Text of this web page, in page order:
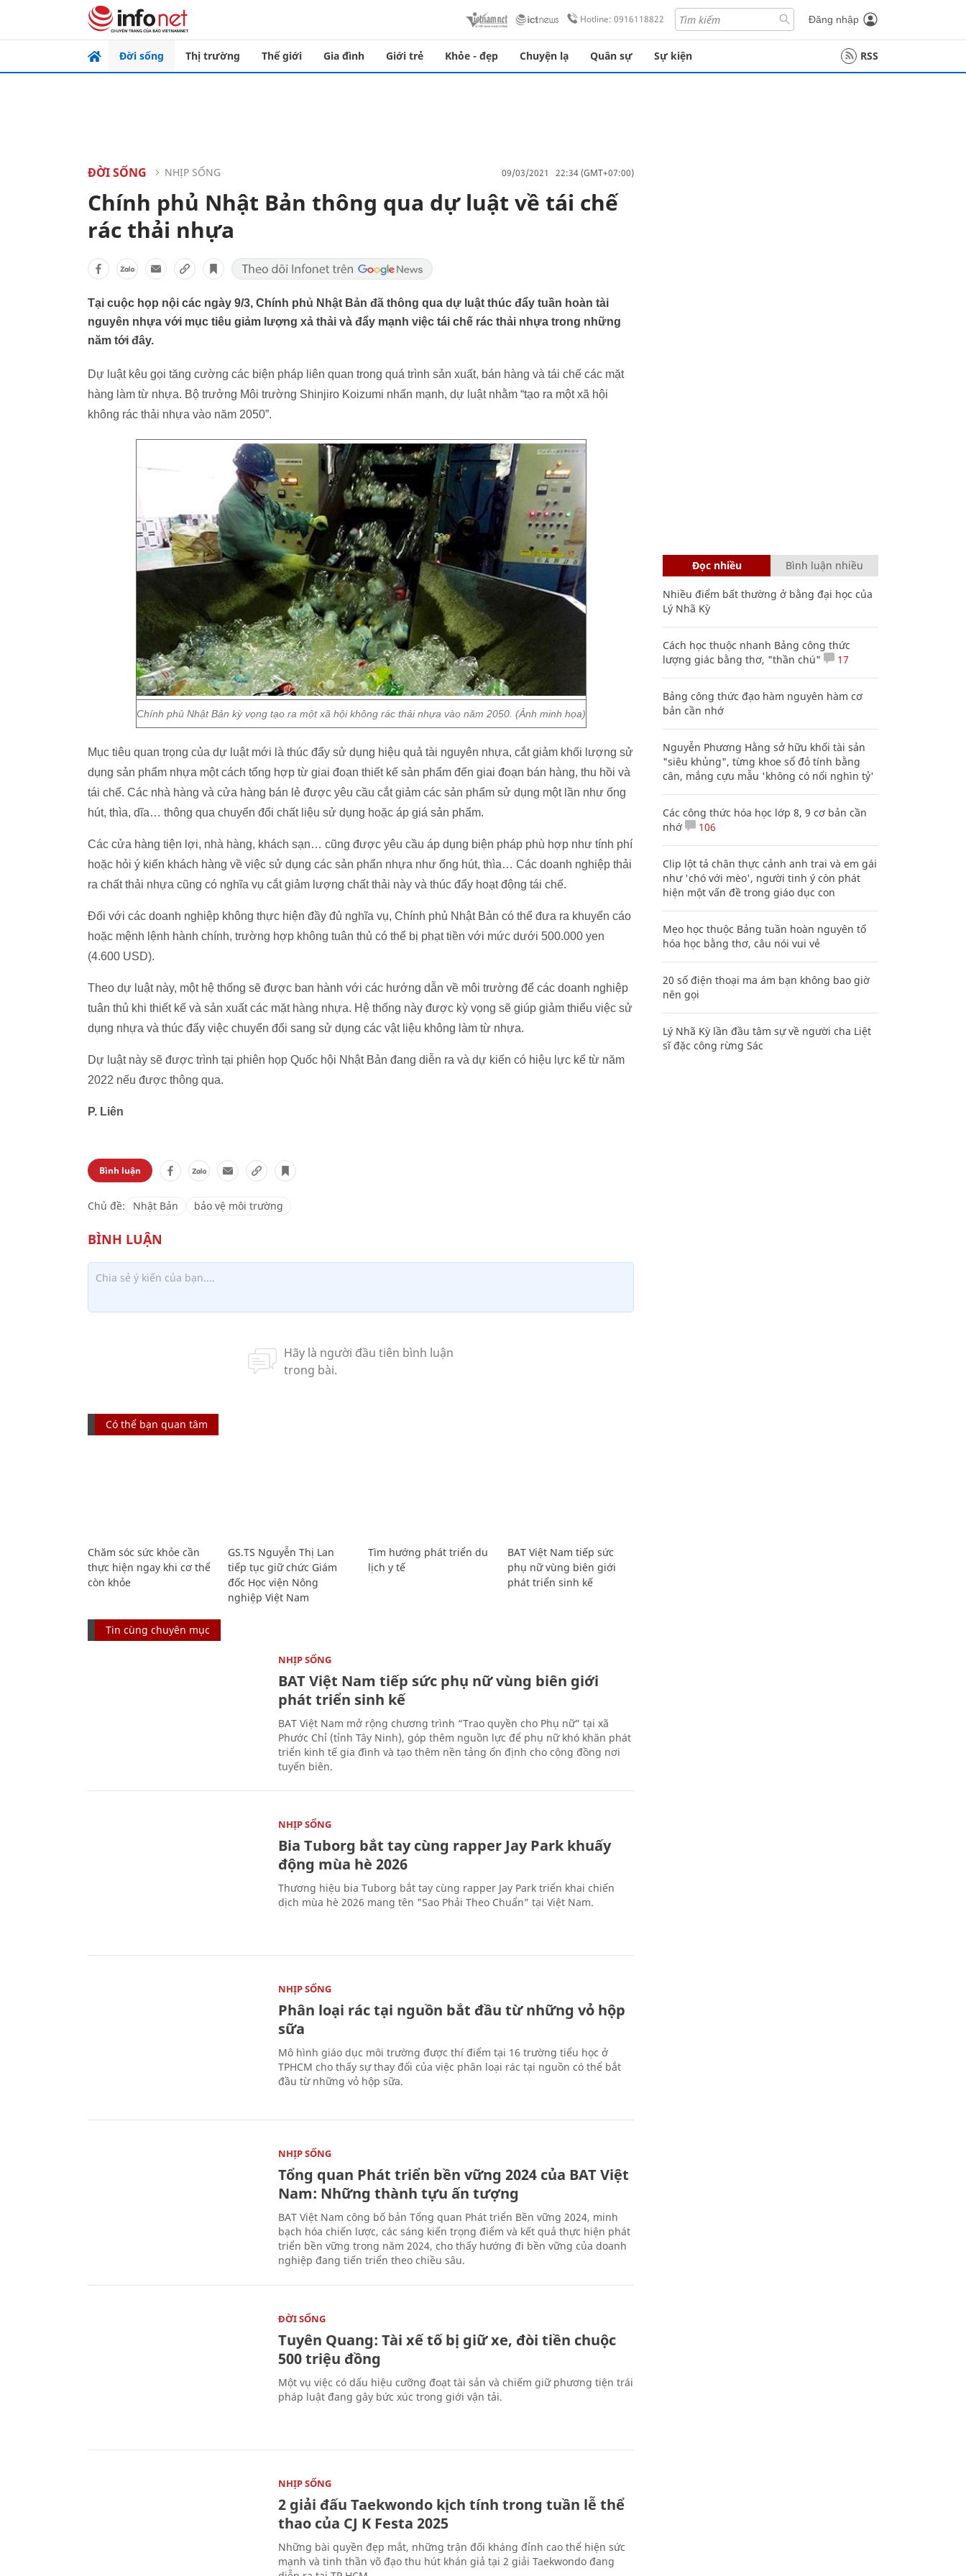
Hotline: 0916118822 Đăng nhập
Đời sống Thị trường Thế giới Gia đình Giới trẻ Khỏe - đẹp Chuyện lạ Quân sự Sự kiện RSS
ĐỜI SỐNG NHỊP SỐNG 09/03/2021 22:34 (GMT+07:00)
Chính phủ Nhật Bản thông qua dự luật về tái chế
rác thải nhựa
Tại cuộc họp nội các ngày 9/3, Chính phủ Nhật Bản đã thông qua dự luật thúc đẩy tuần hoàn tài
nguyên nhựa với mục tiêu giảm lượng xả thải và đẩy mạnh việc tái chế rác thải nhựa trong những
năm tới đây.
Dự luật kêu gọi tăng cường các biện pháp liên quan trong quá trình sản xuất, bán hàng và tái chế các mặt
hàng làm từ nhựa. Bộ trưởng Môi trường Shinjiro Koizumi nhấn mạnh, dự luật nhằm “tạo ra một xã hội
không rác thải nhựa vào năm 2050”.
Chính phủ Nhật Bản kỳ vọng tạo ra một xã hội không rác thải nhựa vào năm 2050. (Ảnh minh họa)
Mục tiêu quan trọng của dự luật mới là thúc đẩy sử dụng hiệu quả tài nguyên nhựa, cắt giảm khối lượng sử
dụng sản phẩm nhựa một cách tổng hợp từ giai đoạn thiết kế sản phẩm đến giai đoạn bán hàng, thu hồi và
tái chế. Các nhà hàng và cửa hàng bán lẻ được yêu cầu cắt giảm các sản phẩm sử dụng một lần như ống
hút, thìa, dĩa… thông qua chuyển đổi chất liệu sử dụng hoặc áp giá sản phẩm.
Các cửa hàng tiện lợi, nhà hàng, khách sạn… cũng được yêu cầu áp dụng biện pháp phù hợp như tính phí
hoặc hỏi ý kiến khách hàng về việc sử dụng các sản phẩn nhựa như ống hút, thìa… Các doanh nghiệp thải
ra chất thải nhựa cũng có nghĩa vụ cắt giảm lượng chất thải này và thúc đẩy hoạt động tái chế.
Đối với các doanh nghiệp không thực hiện đầy đủ nghĩa vụ, Chính phủ Nhật Bản có thể đưa ra khuyến cáo
hoặc mệnh lệnh hành chính, trường hợp không tuân thủ có thể bị phạt tiền với mức dưới 500.000 yen
(4.600 USD).
Theo dự luật này, một hệ thống sẽ được ban hành với các hướng dẫn về môi trường để các doanh nghiệp
tuân thủ khi thiết kế và sản xuất các mặt hàng nhựa. Hệ thống này được kỳ vọng sẽ giúp giảm thiểu việc sử
dụng nhựa và thúc đẩy việc chuyển đổi sang sử dụng các vật liệu không làm từ nhựa.
Dự luật này sẽ được trình tại phiên họp Quốc hội Nhật Bản đang diễn ra và dự kiến có hiệu lực kể từ năm
2022 nếu được thông qua.
P. Liên
Bình luận
Chủ đề: Nhật Bản bảo vệ môi trường
Có thể bạn quan tâm
Chăm sóc sức khỏe cần
thực hiện ngay khi cơ thể
còn khỏe
GS.TS Nguyễn Thị Lan
tiếp tục giữ chức Giám
đốc Học viện Nông
nghiệp Việt Nam
Tìm hướng phát triển du
lịch y tế
BAT Việt Nam tiếp sức
phụ nữ vùng biên giới
phát triển sinh kế
Tin cùng chuyên mục
NHỊP SỐNG
BAT Việt Nam tiếp sức phụ nữ vùng biên giới
phát triển sinh kế
BAT Việt Nam mở rộng chương trình “Trao quyền cho Phụ nữ” tại xã
Phước Chỉ (tỉnh Tây Ninh), góp thêm nguồn lực để phụ nữ khó khăn phát
triển kinh tế gia đình và tạo thêm nền tảng ổn định cho cộng đồng nơi
tuyến biên.
NHỊP SỐNG
Bia Tuborg bắt tay cùng rapper Jay Park khuấy
động mùa hè 2026
Thương hiệu bia Tuborg bắt tay cùng rapper Jay Park triển khai chiến
dịch mùa hè 2026 mang tên "Sao Phải Theo Chuẩn” tại Việt Nam.
NHỊP SỐNG
Phân loại rác tại nguồn bắt đầu từ những vỏ hộp
sữa
Mô hình giáo dục môi trường được thí điểm tại 16 trường tiểu học ở
TPHCM cho thấy sự thay đổi của việc phân loại rác tại nguồn có thể bắt
đầu từ những vỏ hộp sữa.
NHỊP SỐNG
Tổng quan Phát triển bền vững 2024 của BAT Việt
Nam: Những thành tựu ấn tượng
BAT Việt Nam công bố bản Tổng quan Phát triển Bền vững 2024, minh
bạch hóa chiến lược, các sáng kiến trọng điểm và kết quả thực hiện phát
triển bền vững trong năm 2024, cho thấy hướng đi bền vững của doanh
nghiệp đang tiến triển theo chiều sâu.
ĐỜI SỐNG
Tuyên Quang: Tài xế tố bị giữ xe, đòi tiền chuộc
500 triệu đồng
Một vụ việc có dấu hiệu cưỡng đoạt tài sản và chiếm giữ phương tiện trái
pháp luật đang gây bức xúc trong giới vận tải.
NHỊP SỐNG
2 giải đấu Taekwondo kịch tính trong tuần lễ thể
thao của CJ K Festa 2025
Những bài quyền đẹp mắt, những trận đối kháng đỉnh cao thể hiện sức
mạnh và tinh thần võ đạo thu hút khán giả tại 2 giải Taekwondo đang
Đọc nhiều Bình luận nhiều
Nhiều điểm bất thường ở bằng đại học của
Lý Nhã Kỳ
Cách học thuộc nhanh Bảng công thức
lượng giác bằng thơ, "thần chú"
17
Bảng công thức đạo hàm nguyên hàm cơ
bản cần nhớ
Nguyễn Phương Hằng sở hữu khối tài sản
"siêu khủng", từng khoe sổ đỏ tính bằng
cân, mắng cựu mẫu 'không có nổi nghìn tỷ'
Các công thức hóa học lớp 8, 9 cơ bản cần
nhớ
106
Clip lột tả chân thực cảnh anh trai và em gái
như 'chó với mèo', người tinh ý còn phát
hiện một vấn đề trong giáo dục con
Mẹo học thuộc Bảng tuần hoàn nguyên tố
hóa học bằng thơ, câu nói vui vẻ
20 số điện thoại ma ám bạn không bao giờ
nên gọi
Lý Nhã Kỳ lần đầu tâm sự về người cha Liệt
sĩ đặc công rừng Sác